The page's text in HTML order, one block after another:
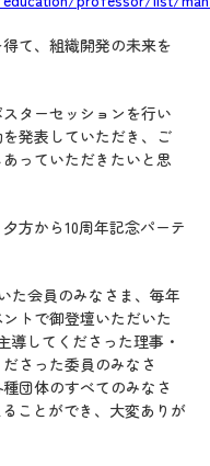
て、組織開発の未来を
ターセッションを行い
発表していただき、ご
っていただきたいと思
方から10周年記念パーテ
た会員のみなさま、毎年
トで御登壇いただいた
導してくださった理事・
さった委員のみなさ
団体のすべてのみなさ
ことができ、大変ありが